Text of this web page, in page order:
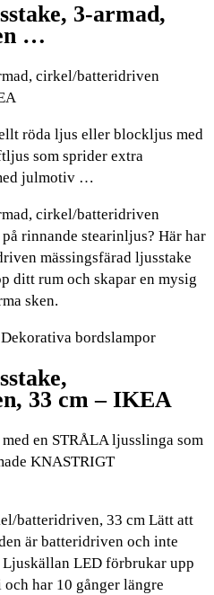
3-armad,
…
cirkel/batteridriven
röda ljus eller blockljus med
som sprider extra
julmotiv …
cirkel/batteridriven
rinnande stearinljus? Här har
mässingsfärad ljusstake
ditt rum och skapar en mysig
sken.
bordslampor
33 cm – IKEA
en STRÅLA ljusslinga som
KNASTRIGT
batteridriven, 33 cm Lätt att
är batteridriven och inte
LED förbrukar upp
har 10 gånger längre